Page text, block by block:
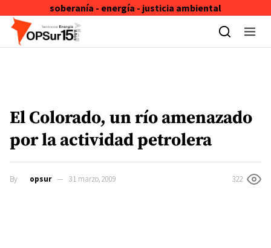
soberanía - energía - justicia ambiental
Skip to content
El Colorado, un río amenazado
por la actividad petrolera
By opsur 31 marzo, 2009 322